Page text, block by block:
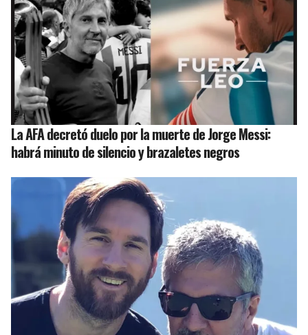
La AFA decretó duelo por la muerte de Jorge Messi:
habrá minuto de silencio y brazaletes negros